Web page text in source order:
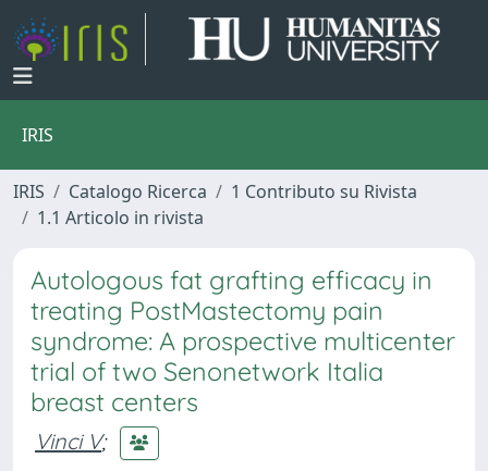
IRIS
IRIS Catalogo Ricerca
1 Contributo su Rivista
1.1 Articolo in rivista
Autologous fat grafting efficacy in
treating PostMastectomy pain
syndrome: A prospective multicenter
trial of two Senonetwork Italia
breast centers
Vinci V;